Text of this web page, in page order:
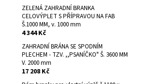
ZELENÁ ZAHRADNÍ BRANKA
CELOVÝPLET S PŘÍPRAVOU NA FAB
Š.1000 MM, v. 1000 mm
4 344 Kč
ZAHRADNÍ BRÁNA SE SPODNÍM
PLECHEM - TZV. ,,PSANÍČKO" Š. 3600 MM
V. 2000 mm
17 208 Kč